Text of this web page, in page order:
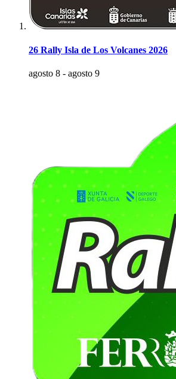
26 Rally Isla de Los Volcanes 2026
agosto 8 - agosto 9